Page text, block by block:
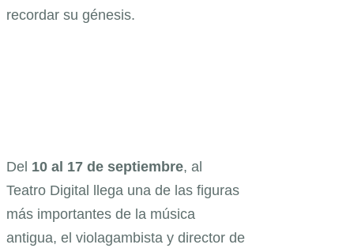
recordar su génesis.
Del 10 al 17 de septiembre, al
Teatro Digital llega una de las figuras
más importantes de la música
antigua, el violagambista y director de